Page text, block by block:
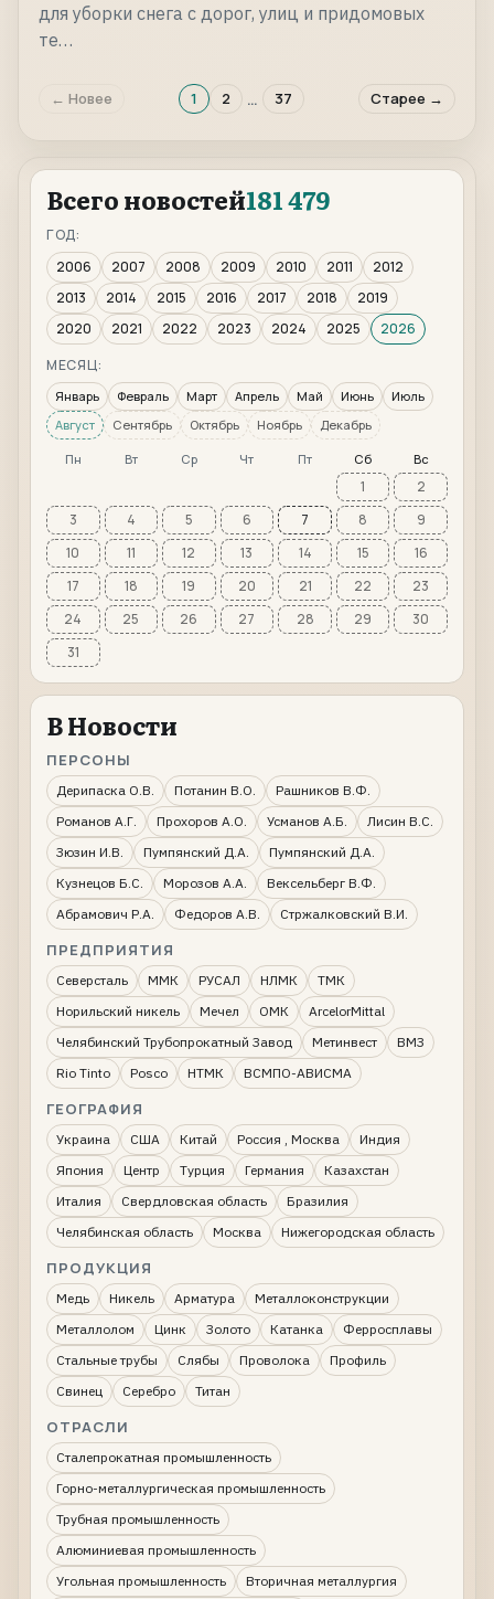
для уборки снега с дорог, улиц и придомовых
те…
← Новее 1 2 … 37 Старее →
Всего новостей181 479
ГОД:
2006
2007 2008 2009 2010 2011
2012
2013
2014 2015 2016 2017 2018
2019
2020
2021 2022 2023 2024 2025
2026
МЕСЯЦ:
Январь Февраль Март Апрель Май Июнь
Июль
Август
Сентябрь Октябрь Ноябрь Декабрь
Пн Вт Ср Чт Пт Сб Вс
1
2
3
4 5 6 7 8
9
10
11 12 13 14 15
16
17
18 19 20 21 22
23
24
25 26 27 28 29
30
31
В Новости
ПЕРСОНЫ
Дерипаска О.В. Потанин В.О.
Рашников В.Ф.
Романов А.Г.
Прохоров А.О. Усманов А.Б.
Лисин В.С.
Зюзин И.В.
Пумпянский Д.А.
Пумпянский Д.А.
Кузнецов Б.С.
Морозов А.А.
Вексельберг В.Ф.
Абрамович Р.А.
Федоров А.В. Стржалковский В.И.
ПРЕДПРИЯТИЯ
Северсталь ММК РУСАЛ НЛМК
ТМК
Норильский никель
Мечел ОМК
ArcelorMittal
Челябинский Трубопрокатный Завод
Метинвест
ВМЗ
Rio Tinto
Posco НТМК ВСМПО-АВИСМА
ГЕОГРАФИЯ
Украина США Китай Россия , Москва
Индия
Япония
Центр Турция Германия
Казахстан
Италия
Свердловская область
Бразилия
Челябинская область
Москва Нижегородская область
ПРОДУКЦИЯ
Медь Никель Арматура
Металлоконструкции
Металлолом
Цинк Золото Катанка
Ферросплавы
Стальные трубы
Слябы Проволока
Профиль
Свинец
Серебро Титан
ОТРАСЛИ
Сталепрокатная промышленность
Горно-металлургическая промышленность
Трубная промышленность
Алюминиевая промышленность
Угольная промышленность
Вторичная металлургия